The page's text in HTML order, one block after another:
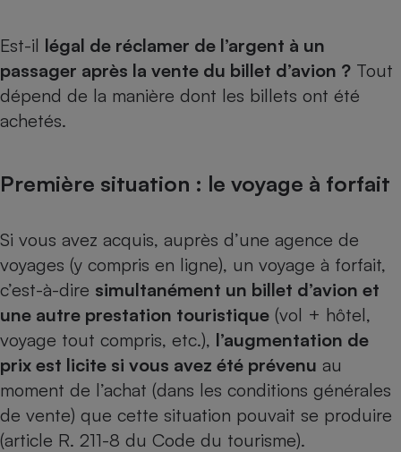
Est-il légal de réclamer de l’argent à un
passager après la vente du billet d’avion ? Tout
dépend de la manière dont les billets ont été
achetés.
Première situation : le voyage à forfait
Si vous avez acquis, auprès d’une agence de
voyages (y compris en ligne), un voyage à forfait,
c’est-à-dire simultanément un billet d’avion et
une autre prestation touristique (vol + hôtel,
voyage tout compris, etc.), l’augmentation de
prix est licite si vous avez été prévenu au
moment de l’achat (dans les conditions générales
de vente) que cette situation pouvait se produire
(article R. 211-8 du Code du tourisme).